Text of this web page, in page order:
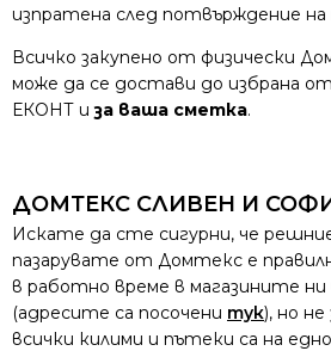
изпратена след потвърждение на
Всичко закупено от физически
може да се достави до избрана от
ЕКОНТ иза ваша сметка.
ДОМТЕКС СЛИВЕН И
Искате да сте сигурни, че
пазарувате от Домтекс е
в работно време в магазините ни
(адресите са посочени тук), но
всички килими и пътеки са на